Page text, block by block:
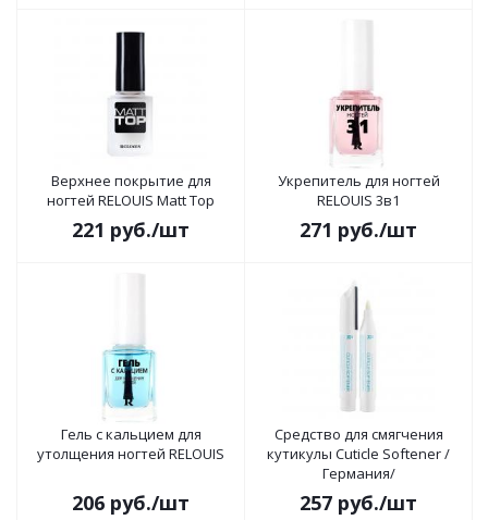
Верхнее покрытие для
ногтей RELOUIS Matt Top
221 руб./шт
Укрепитель для ногтей
RELOUIS 3в1
271 руб./шт
Гель с кальцием для
утолщения ногтей RELOUIS
206 руб./шт
Средство для смягчения
кутикулы Cuticle Softener /
Германия/
257 руб./шт